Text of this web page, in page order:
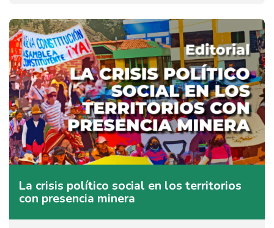
La crisis político social en los territorios
con presencia minera